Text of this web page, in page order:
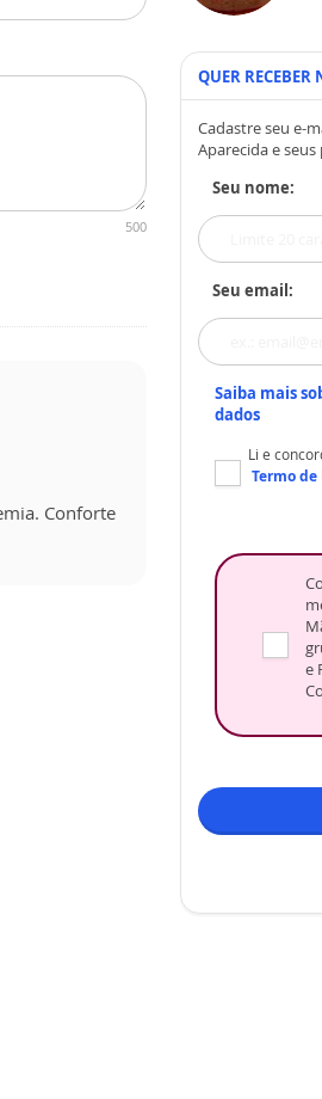
500
Conforte
QUER RECEBER
Cadastre seu e-
Aparecida e
Seu nome:
Seu email:
Saiba mais
dados
Li e
Termo de
e